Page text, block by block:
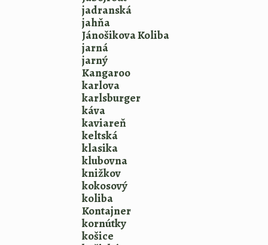
jadranská
jahňa
Jánošikova Koliba
jarná
jarný
Kangaroo
karlova
karlsburger
káva
kaviareň
keltská
klasika
klubovna
knižkov
kokosový
koliba
Kontajner
kornútky
košice